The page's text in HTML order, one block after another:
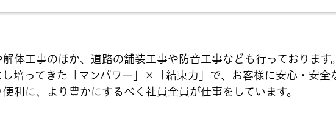
体工事のほか、道路の舗装工事や防音工事なども行っております。
培ってきた「マンパワー」×「結束力」で、お客様に安心・安全
利に、より豊かにするべく社員全員が仕事をしています。